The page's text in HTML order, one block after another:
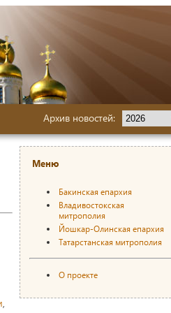
Архив новостей:
Меню
Бакинская епархия
Владивостокская
митрополия
Йошкар-Олинская епархия
Татарстанская митрополия
О проекте